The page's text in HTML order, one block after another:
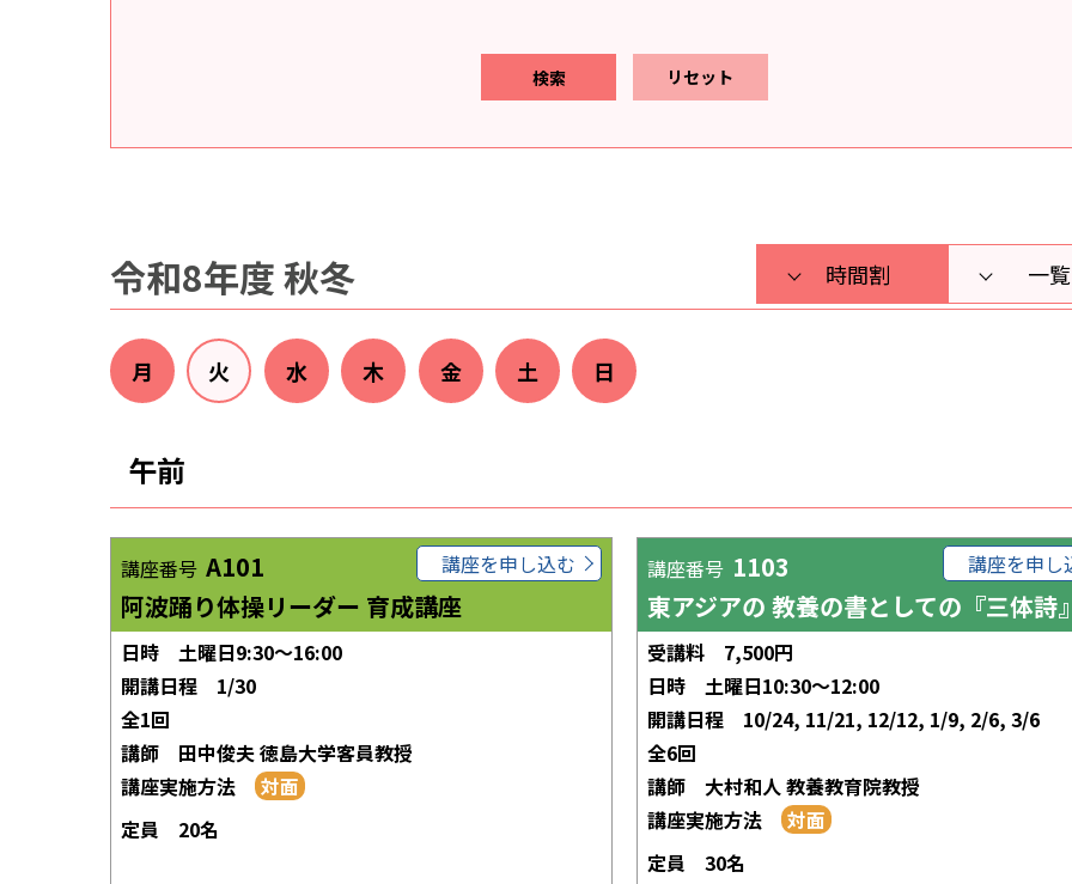
リセット
令和8年度 秋冬 時間割 一覧
月 火 水 木 金 土 日
午前
講座番号 A101
阿波踊り体操リーダー 育成講座
講座を申し込む
日時
土曜日9:30～16:00
開講日程
1/30
全1回
講師
田中俊夫 徳島大学客員教授
講座実施方法
定員
20名
講座番号 1103
東アジアの 教養の書としての『三体詩』
講座を申し
受講料
7,500円
日時
土曜日10:30～12:00
開講日程
10/24, 11/21, 12/12, 1/9, 2/6, 3/6
全6回
講師
大村和人 教養教育院教授
講座実施方法
定員
30名